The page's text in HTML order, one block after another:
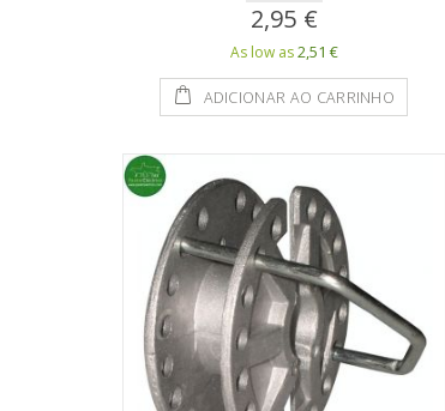
2,95 €
As low as2,51 €
ADICIONAR AO CARRINHO